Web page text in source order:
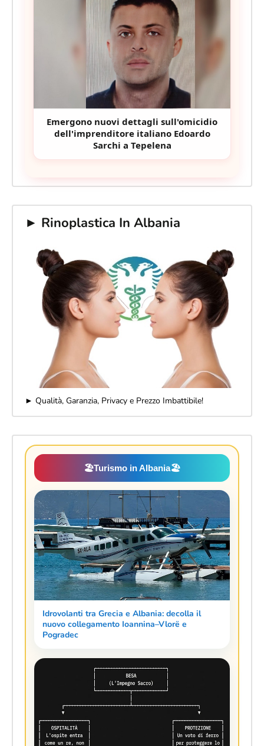
Emergono nuovi dettagli sull'omicidio
dell'imprenditore italiano Edoardo
Sarchi a Tepelena
► Rinoplastica In Albania
► Qualità, Garanzia, Privacy e Prezzo Imbattibile!
🏖️Turismo in Albania🏖️
Idrovolanti tra Grecia e Albania: decolla il
nuovo collegamento Ioannina–Vlorë e
Pogradec